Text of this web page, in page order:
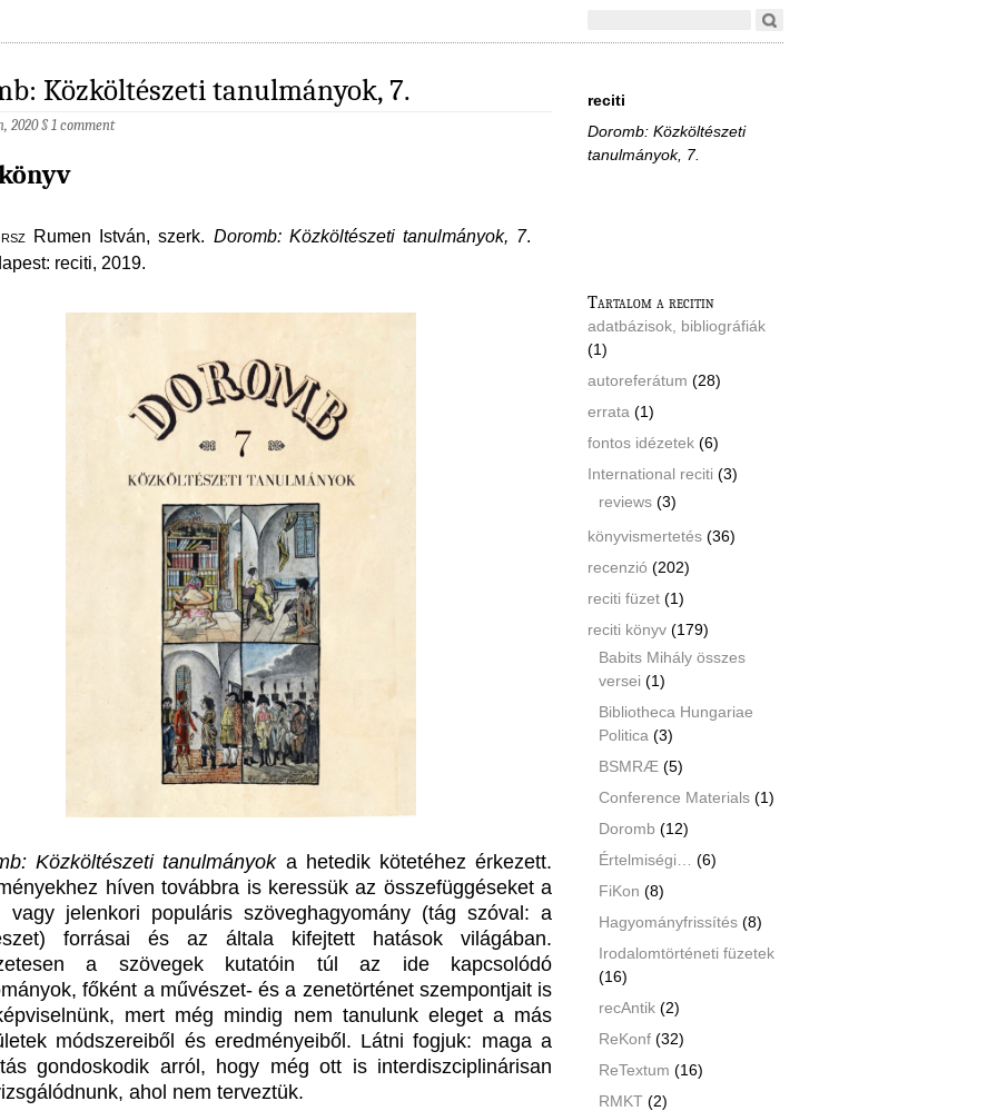
Közköltészeti tanulmányok, 7.
2020§1 comment
Rumen István, szerk. Doromb: Közköltészeti tanulmányok, 7.
reciti, 2019.
Közköltészeti tanulmányoka hetedik kötetéhez érkezett.
híven továbbra is keressük az összefüggéseket a
vagy jelenkori populáris szöveghagyomány (tág szóval: a
forrásai és az általa kifejtett hatások világában.
a szövegek kutatóin túl az ide kapcsolódó
főként a művészet- és a zenetörténet szempontjait is
mert még mindig nem tanulunk eleget a más
módszereiből és eredményeiből. Látni fogjuk: maga a
gondoskodik arról, hogy még ott is interdiszciplinárisan
ahol nem terveztük.
reciti
Doromb: Közköltészeti
tanulmányok, 7.
Tartalom a recitin
adatbázisok, bibliográfiák
(1)
autoreferátum (28)
errata (1)
fontos idézetek (6)
International reciti (3)
reviews (3)
könyvismertetés (36)
recenzió (202)
reciti füzet (1)
reciti könyv (179)
Babits Mihály összes
versei (1)
Bibliotheca Hungariae
Politica (3)
BSMRÆ (5)
Conference Materials (1)
Doromb (12)
Értelmiségi…
(6)
FiKon (8)
Hagyományfrissítés (8)
Irodalomtörténeti füzetek
(16)
recAntik (2)
ReKonf (32)
ReTextum (16)
RMKT (2)